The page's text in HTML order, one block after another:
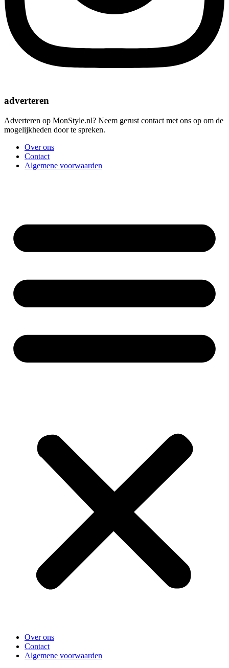
adverteren
Adverteren op MonStyle.nl? Neem gerust contact met ons op om de
mogelijkheden door te spreken.
Over ons
Contact
Algemene voorwaarden
Over ons
Contact
Algemene voorwaarden